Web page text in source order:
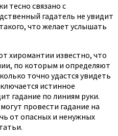
тесно связано с
гадатель не увидит
что желает услышать
хиромантии известно, что
по которым и определяют
точно удастся увидеть
истинное
гадание по линиям руки.
провести гадание на
от опасных и ненужных